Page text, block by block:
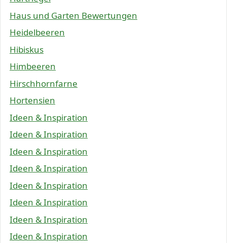
Haus und Garten Bewertungen
Heidelbeeren
Hibiskus
Himbeeren
Hirschhornfarne
Hortensien
Ideen & Inspiration
Ideen & Inspiration
Ideen & Inspiration
Ideen & Inspiration
Ideen & Inspiration
Ideen & Inspiration
Ideen & Inspiration
Ideen & Inspiration